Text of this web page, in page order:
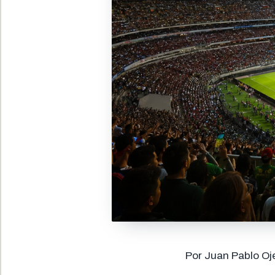
Por Juan Pablo